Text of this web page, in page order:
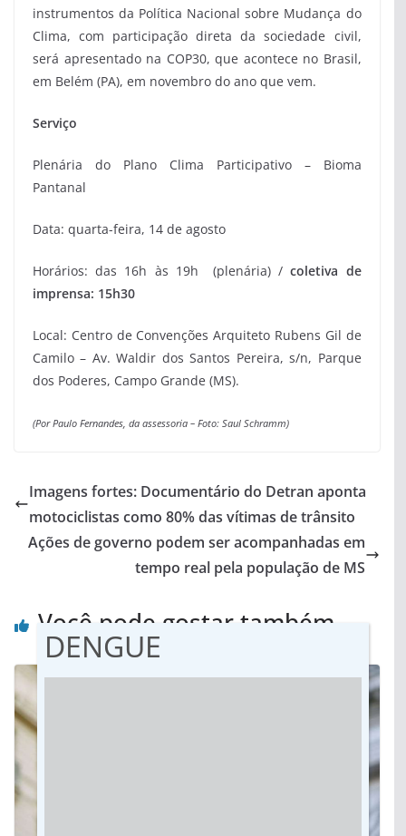
instrumentos da Política Nacional sobre Mudança do
Clima, com participação direta da sociedade civil,
será apresentado na COP30, que acontece no Brasil,
em Belém (PA), em novembro do ano que vem.
Serviço
Plenária do Plano Clima Participativo – Bioma
Pantanal
Data: quarta-feira, 14 de agosto
Horários: das 16h às 19h (plenária) /coletiva de
imprensa: 15h30
Local: Centro de Convenções Arquiteto Rubens Gil de
Camilo – Av. Waldir dos Santos Pereira, s/n, Parque
dos Poderes, Campo Grande (MS).
(Por Paulo Fernandes, da assessoria – Foto: Saul Schramm)
Imagens fortes: Documentário do Detran aponta
motociclistas como 80% das vítimas de trânsito
Ações de governo podem ser acompanhadas em
tempo real pela população de MS
Você pode gostar também
DENGUE